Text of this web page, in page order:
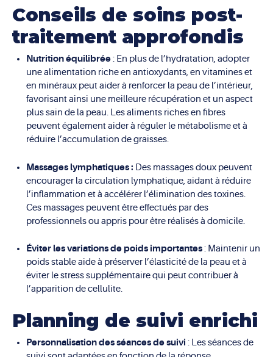
Conseils de soins post-
traitement approfondis
Nutrition équilibrée: En plus de l’hydratation, adopter
une alimentation riche en antioxydants, en vitamines et
en minéraux peut aider à renforcer la peau de l’intérieur,
favorisant ainsi une meilleure récupération et un aspect
plus sain de la peau. Les aliments riches en fibres
peuvent également aider à réguler le métabolisme et à
réduire l’accumulation de graisses.
Massages lymphatiques : Des massages doux peuvent
encourager la circulation lymphatique, aidant à réduire
l’inflammation et à accélérer l’élimination des toxines.
Ces massages peuvent être effectués par des
professionnels ou appris pour être réalisés à domicile.
Éviter les variations de poids importantes: Maintenir un
poids stable aide à préserver l’élasticité de la peau et à
éviter le stress supplémentaire qui peut contribuer à
l’apparition de cellulite.
Planning de suivi enrichi
Personnalisation des séances de suivi : Les séances de